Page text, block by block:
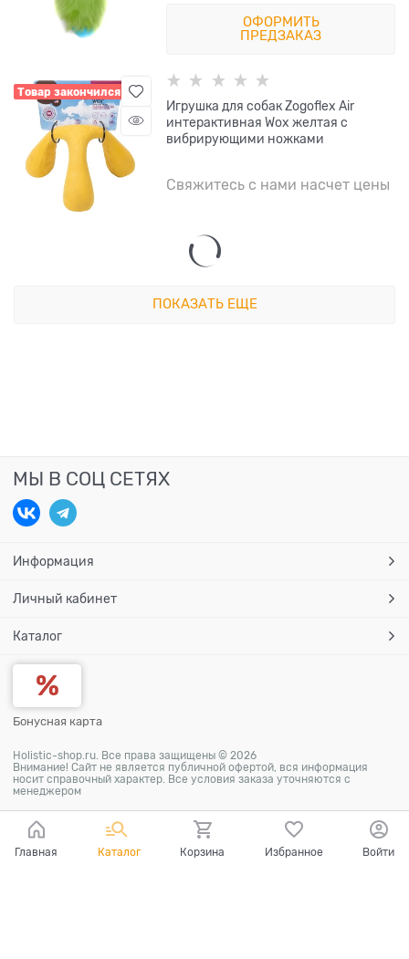
ОФОРМИТЬ
ПРЕДЗАКАЗ
Товар закончился
Игрушка для собак Zogoflex Air
интерактивная Wox желтая с
вибрирующими ножками
Свяжитесь с нами насчет цены
ПОКАЗАТЬ ЕЩЕ
МЫ В СОЦ СЕТЯХ
Информация
Личный кабинет
Каталог
Бонусная карта
Holistic-shop.ru. Все права защищены © 2026
Внимание! Сайт не является публичной офертой, вся информация
носит справочный характер. Все условия заказа уточняются с
менеджером
Главная Каталог Корзина Избранное Войти